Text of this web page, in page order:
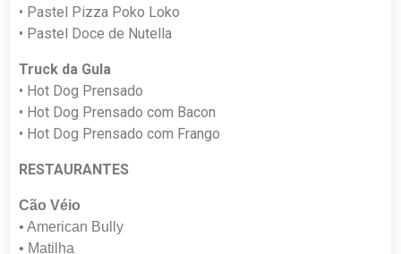
• Pastel Pizza Poko Loko
• Pastel Doce de Nutella
Truck da Gula
• Hot Dog Prensado
• Hot Dog Prensado com Bacon
• Hot Dog Prensado com Frango
RESTAURANTES
Cão Véio
• American Bully
• Matilha